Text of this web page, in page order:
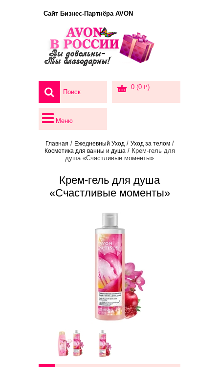
Сайт Бизнес-Партнёра AVON
0 (0 ₽)
Меню
Главная / Ежедневный Уход/ Уход за телом/
Косметика для ванны и душа/ Крем-гель для
душа «Счастливые моменты»
Крем-гель для душа
«Счастливые моменты»